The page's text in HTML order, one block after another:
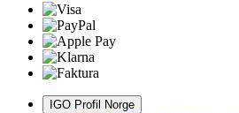
IGO Profil Norge